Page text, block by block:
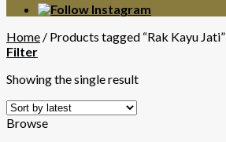
Home / Products tagged “Rak Kayu Jati”
Filter
Showing the single result
Browse